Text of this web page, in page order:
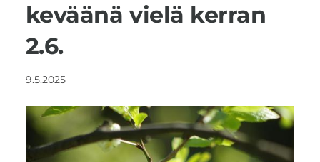
keväänä vielä kerran
2.6.
9.5.2025